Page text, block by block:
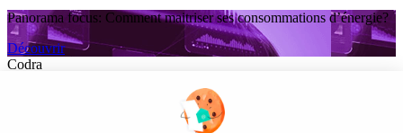
Panorama focus: Comment maitriser ses consommations d’énergie?
Découvrir
Codra
Éditeur des logiciels Panorama Suite et COOX Origin, CODRA est
également un acteur reconnu dans le secteur de l'ingénierie logicielle